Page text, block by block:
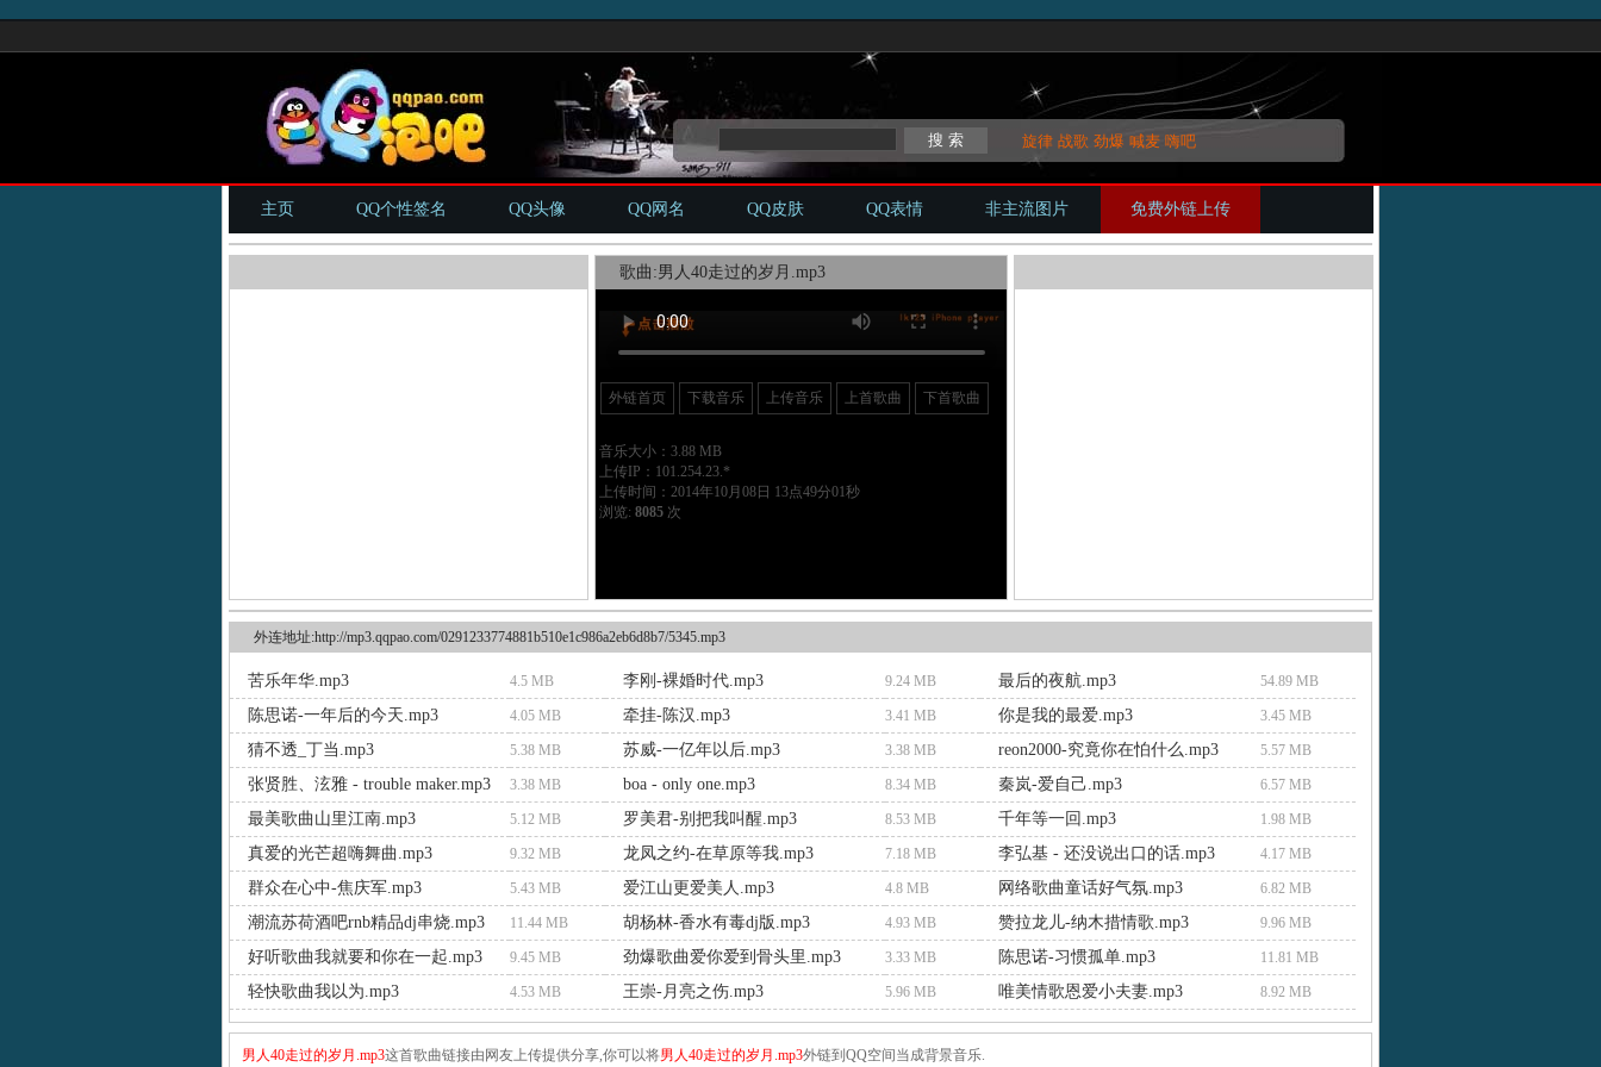
旋律 战歌 劲爆 喊麦 嗨吧
主页 QQ个性签名 QQ头像 QQ网名 QQ皮肤 QQ表情 非主流图片 免费外链上传
歌曲:男人40走过的岁月.mp3
外链首页 下载音乐 上传音乐 上首歌曲 下首歌曲
音乐大小：3.88 MB
上传IP：101.254.23.*
上传时间：2014年10月08日 13点49分01秒
浏览: 8085次
外连地址:http://mp3.qqpao.com/0291233774881b510e1c986a2eb6d8b7/5345.mp3
苦乐年华.mp3 4.5 MB 李刚-裸婚时代.mp3 9.24 MB 最后的夜航.mp3 54.89 MB
陈思诺-一年后的今天.mp3 4.05 MB 牵挂-陈汉.mp3 3.41 MB 你是我的最爱.mp3 3.45 MB
猜不透_丁当.mp3 5.38 MB 苏威-一亿年以后.mp3 3.38 MB reon2000-究竟你在怕什么.mp3 5.57 MB
张贤胜、泫雅 - trouble maker.mp3 3.38 MB boa - only one.mp3 8.34 MB 秦岚-爱自己.mp3 6.57 MB
最美歌曲山里江南.mp3 5.12 MB 罗美君-别把我叫醒.mp3 8.53 MB 千年等一回.mp3 1.98 MB
真爱的光芒超嗨舞曲.mp3 9.32 MB 龙凤之约-在草原等我.mp3 7.18 MB 李弘基 - 还没说出口的话.mp3 4.17 MB
群众在心中-焦庆军.mp3 5.43 MB 爱江山更爱美人.mp3 4.8 MB 网络歌曲童话好气氛.mp3 6.82 MB
潮流苏荷酒吧rnb精品dj串烧.mp3 11.44 MB 胡杨林-香水有毒dj版.mp3 4.93 MB 赞拉龙儿-纳木措情歌.mp3 9.96 MB
好听歌曲我就要和你在一起.mp3 9.45 MB 劲爆歌曲爱你爱到骨头里.mp3 3.33 MB 陈思诺-习惯孤单.mp3 11.81 MB
轻快歌曲我以为.mp3 4.53 MB 王崇-月亮之伤.mp3 5.96 MB 唯美情歌恩爱小夫妻.mp3 8.92 MB
男人40走过的岁月.mp3这首歌曲链接由网友上传提供分享,你可以将男人40走过的岁月.mp3外链到QQ空间当成背景音乐.